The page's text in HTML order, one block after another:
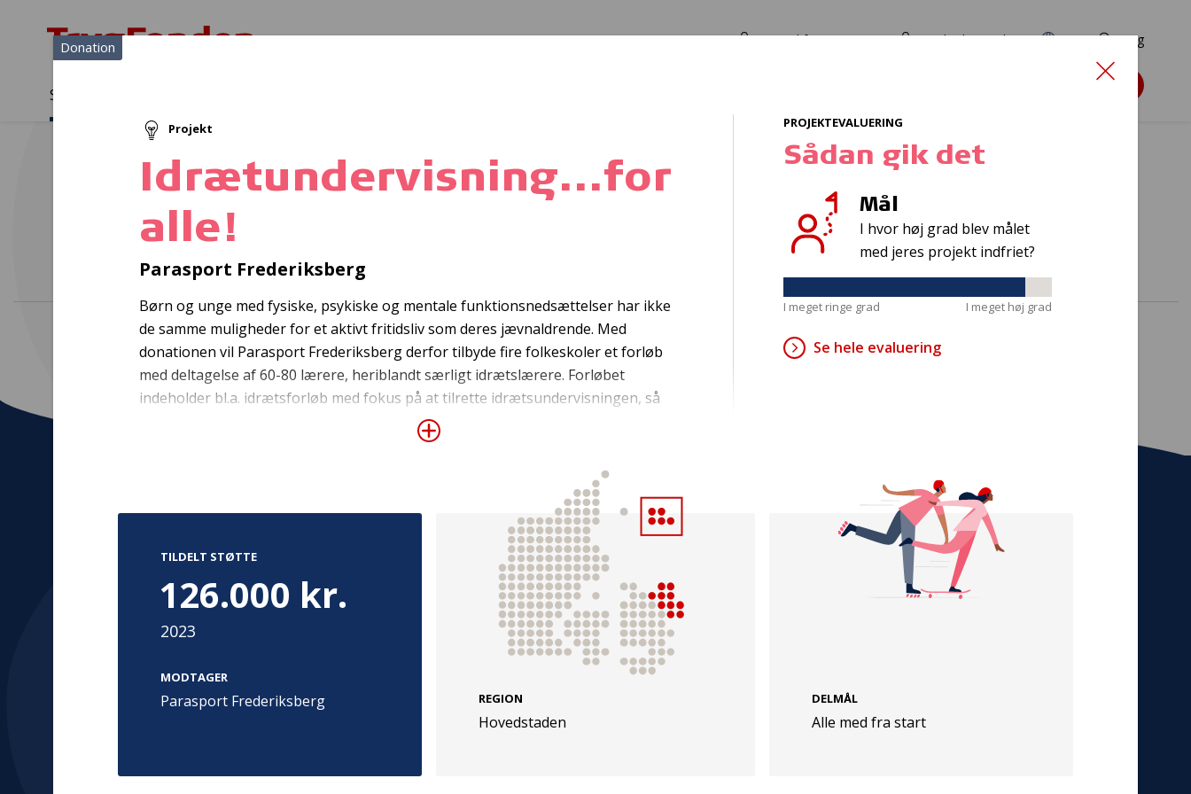
Log ind for ansøgere TryghedsPortalen EN Søg
Sådan støtter vi
Søg støtte
Projekter og donationer
Tryghed i mødet med bussen
Donation
Projekt
Idrætundervisning...for
alle!
Parasport Frederiksberg
Børn og unge med fysiske, psykiske og mentale funktionsnedsættelser har ikke
de samme muligheder for et aktivt fritidsliv som deres jævnaldrende. Med
donationen vil Parasport Frederiksberg derfor tilbyde fire folkeskoler et forløb
med deltagelse af 60-80 lærere, heriblandt særligt idrætslærere. Forløbet
indeholder bl.a. idrætsforløb med fokus på at tilrette idrætsundervisningen, så
den bringer børnenes og de unges kompetencer i spil og gør dem gode. Der vil
også være idrætsdage og -stævner, hvor eleverne kan prøve at spille og
konkurrere mod andre skoler. Tilbuddet skal på sigt udbredes i samarbejde med
PROJEKTEVALUERING
Sådan gik det
Mål
I hvor høj grad blev målet
med jeres projekt indfriet?
I meget ringe grad I meget høj grad
Se hele evaluering
TILDELT STØTTE
126.000 kr.
2023
MODTAGER
Parasport Frederiksberg REGION
Hovedstaden
DELMÅL
Alle med fra start
Tilmeld nyhedsbrev
De seneste nyheder om TrygFondens og
TryghedsGruppens aktiviteter direkte i din
indbakke.
Kontakt
info@trygfonden.dk
TryghedsGruppen
info@tryghedsgruppen.dk
Adresse
Denmark
Vis vej hertil
Kontakt os
Persondata
Følg os
TryghedsGruppen
Facebook LinkedIn
TrygFonden